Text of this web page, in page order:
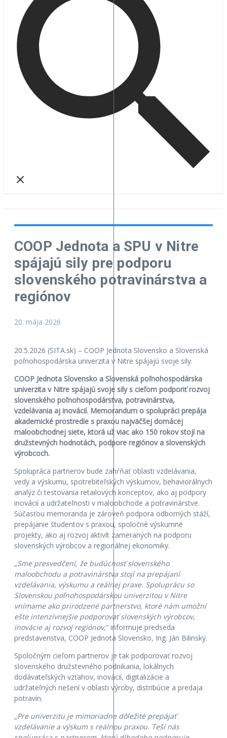
COOP Jednota a SPU v Nitre
spájajú sily pre podporu
slovenského potravinárstva a
regiónov
20. mája 2026
20.5.2026 (SITA.sk) – COOP Jednota Slovensko a Slovenská
poľnohospodárska univerzita v Nitre spájajú svoje sily.
COOP Jednota Slovensko a Slovenská poľnohospodárska
univerzita v Nitre spájajú svoje sily s cieľom podporiť rozvoj
slovenského poľnohospodárstva, potravinárstva,
vzdelávania aj inovácií. Memorandum o spolupráci prepája
akademické prostredie s praxou najväčšej domácej
maloobchodnej siete, ktorá už viac ako 150 rokov stojí na
družstevných hodnotách, podpore regiónov a slovenských
výrobcoch.
Spolupráca partnerov bude zahŕňať oblasti vzdelávania,
vedy a výskumu, spotrebiteľských výskumov, behaviorálnych
analýz či testovania retailových konceptov, ako aj podpory
inovácií a udržateľnosti v maloobchode a potravinárstve.
Súčasťou memoranda je zároveň podpora odborných stáží,
prepájanie študentov s praxou, spoločné výskumné
projekty, ako aj rozvoj aktivít zameraných na podporu
slovenských výrobcov a regionálnej ekonomiky.
„Sme presvedčení, že budúcnosť slovenského
maloobchodu a potravinárstva stojí na prepájaní
vzdelávania, výskumu a reálnej praxe. Spoluprácu so
Slovenskou poľnohospodárskou univerzitou v Nitre
vnímame ako prirodzené partnerstvo, ktoré nám umožní
ešte intenzívnejšie podporovať slovenských výrobcov,
inovácie aj rozvoj regiónov,“ informuje predseda
predstavenstva, COOP Jednota Slovensko, Ing. Ján Bilinský.
Spoločným cieľom partnerov je tak podporovať rozvoj
slovenského družstevného podnikania, lokálnych
dodávateľských vzťahov, inovácií, digitalizácie a
udržateľných riešení v oblasti výroby, distribúcie a predaja
potravín.
„Pre univerzitu je mimoriadne dôležité prepájať
vzdelávanie a výskum s reálnou praxou. Teší nás